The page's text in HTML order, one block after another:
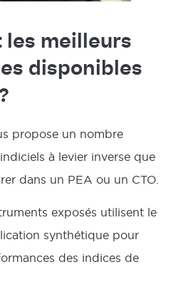
les meilleurs
disponibles
propose un nombre
à levier inverse que
dans un PEA ou un CTO.
exposés utilisent le
synthétique pour
des indices de